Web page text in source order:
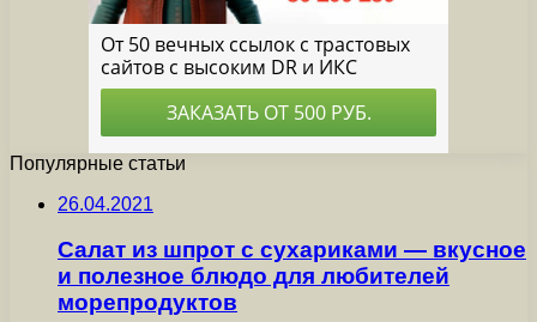
Популярные статьи
26.04.2021
Салат из шпрот с сухариками — вкусное
и полезное блюдо для любителей
морепродуктов